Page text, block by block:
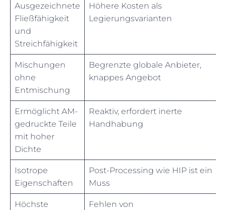
Ausgezeichnete
Fließfähigkeit
und
Streichfähigkeit
Höhere Kosten als
Legierungsvarianten
Mischungen
ohne
Entmischung
Begrenzte globale Anbieter,
knappes Angebot
Ermöglicht AM-
gedruckte Teile
mit hoher
Dichte
Reaktiv, erfordert inerte
Handhabung
Isotrope
Eigenschaften
Post-Processing wie HIP ist ein
Muss
Höchste
Fehlen von